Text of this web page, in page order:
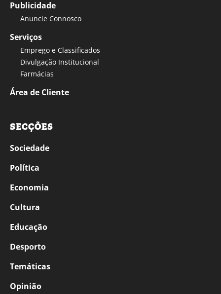
Publicidade
Anuncie Connosco
Serviços
Emprego e Classificados
Divulgação Institucional
Farmácias
Área de Cliente
SECÇÕES
Sociedade
Política
Economia
Cultura
Educação
Desporto
Temáticas
Opinião